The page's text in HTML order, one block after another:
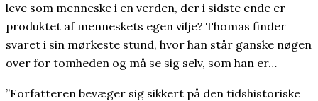
leve som menneske i en verden, der i sidste ende er
produktet af menneskets egen vilje? Thomas finder
svaret i sin mørkeste stund, hvor han står ganske nøgen
over for tomheden og må se sig selv, som han er…
”Forfatteren bevæger sig sikkert på den tidshistoriske